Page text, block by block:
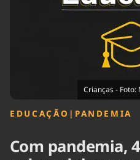
Educação
Infraestrutura
Internacional
Crianças - Foto:
EDUCAÇÃO | PANDEMIA
Com pandemia,